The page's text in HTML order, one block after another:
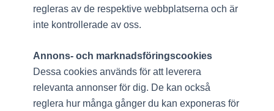
regleras av de respektive webbplatserna och är
inte kontrollerade av oss.
Annons- och marknadsföringscookies
Dessa cookies används för att leverera
relevanta annonser för dig. De kan också
reglera hur många gånger du kan exponeras för